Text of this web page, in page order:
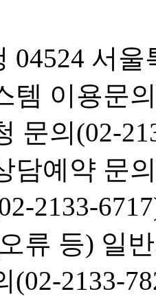
04524 서
템 이용문
문의(02-
담예약 문
2133-
류 등) 일
(02-2133-